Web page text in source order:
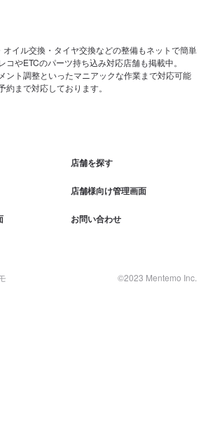
イル交換・タイヤ交換などの整備もネットで簡単
コやETCのパーツ持ち込み対応店舗も掲載中。
ント調整といったマニアックな作業まで対応可能
まで対応しております。
店舗を探す
店舗様向け管理画面
お問い合わせ
©2023 Mentemo Inc.